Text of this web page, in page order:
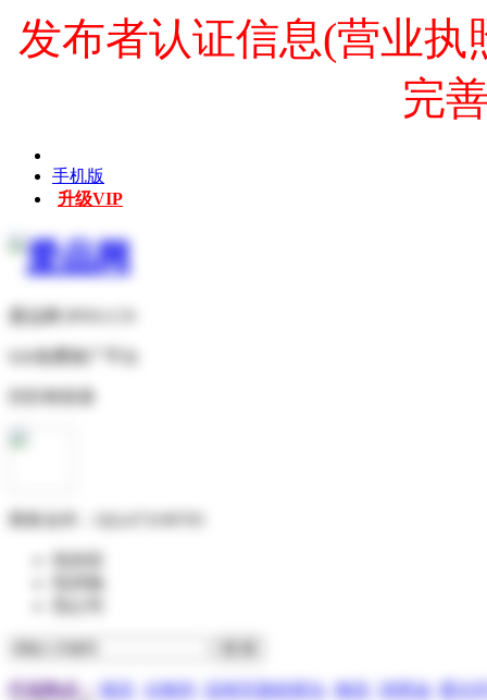
发布者认证信息(营业
完
手机版
升级VIP
行业热点： 报关 分散剂 压电写真机喷头 物流 润滑油